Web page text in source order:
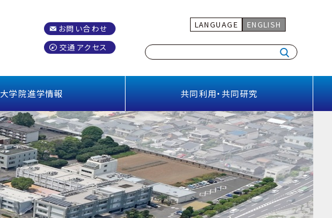
お問い合わせ
交通アクセス
LANGUAGE ENGLISH
大学院進学情報 共同利用・共同研究